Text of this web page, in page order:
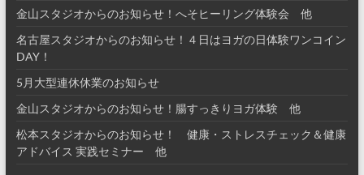
金山スタジオからのお知らせ！へそヒーリング体験会 他
名古屋スタジオからのお知らせ！４日はヨガの日体験ワンコイン
DAY！
5月大型連休休業のお知らせ
金山スタジオからのお知らせ！腸すっきりヨガ体験 他
松本スタジオからのお知らせ！ 健康・ストレスチェック＆健康
アドバイス 実践セミナー 他